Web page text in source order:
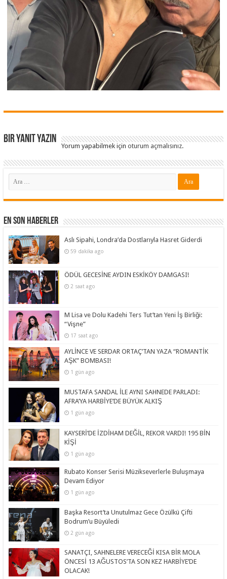
Bir yanıt yazın
Yorum yapabilmek içinoturum açmalısınız.
En Son Haberler
Aslı Sipahi, Londra’da Dostlarıyla Hasret Giderdi
59 dakika ago
ÖDÜL GECESİNE AYDIN ESKİKÖY DAMGASI!
2 saat ago
M Lisa ve Dolu Kadehi Ters Tut’tan Yeni İş Birliği:
“Vişne”
17 saat ago
AYLİNCE VE SERDAR ORTAÇ’TAN YAZA “ROMANTİK
AŞK” BOMBASI!
1 gün ago
MUSTAFA SANDAL İLE AYNI SAHNEDE PARLADI:
AFRA’YA HARBİYE’DE BÜYÜK ALKIŞ
1 gün ago
KAYSERİ’DE İZDİHAM DEĞİL, REKOR VARDI! 195 BİN
KİŞİ
1 gün ago
Rubato Konser Serisi Müzikseverlerle Buluşmaya
Devam Ediyor
1 gün ago
Başka Resort’ta Unutulmaz Gece Özülkü Çifti
Bodrum’u Büyüledi
2 gün ago
SANATÇI, SAHNELERE VERECEĞİ KISA BİR MOLA
ÖNCESİ 13 AĞUSTOS’TA SON KEZ HARBİYE’DE
OLACAK!